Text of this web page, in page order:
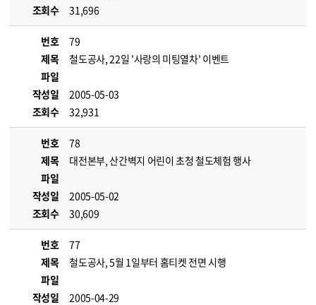
조회수
31,696
번호
79
제목
철도공사, 22일 '사랑의 미팅열차' 이벤트
파일
작성일
2005-05-03
조회수
32,931
번호
78
제목
대전본부, 산간벽지 어린이 초청 철도체험 행사
파일
작성일
2005-05-02
조회수
30,609
번호
77
제목
철도공사, 5월 1일부터 홈티켓 전면 시행
파일
작성일
2005-04-29